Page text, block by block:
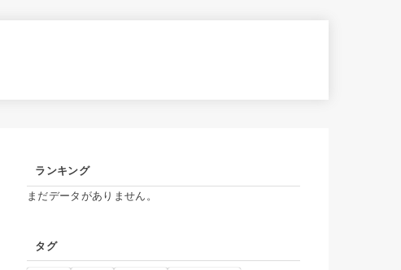
ランキング
まだデータがありません。
タグ